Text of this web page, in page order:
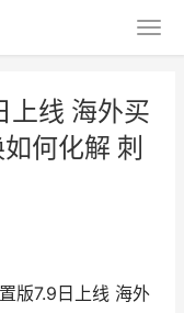
上线 海外买
何化解 刺
版7.9日上线 海外